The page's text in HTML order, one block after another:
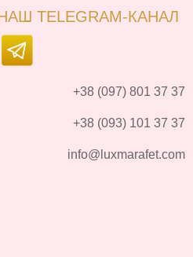
TELEGRAM-КАНАЛ
+38 (097) 801 37 37
+38 (093) 101 37 37
info@luxmarafet.com